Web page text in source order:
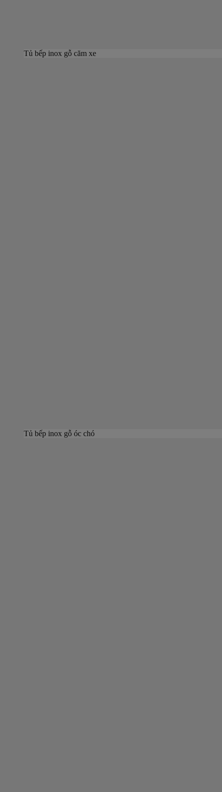
Tủ bếp inox gỗ căm xe
Tủ bếp inox gỗ óc chó